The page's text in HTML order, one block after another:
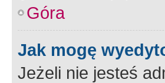
Góra
Jak mogę
Jeżeli nie jesteś